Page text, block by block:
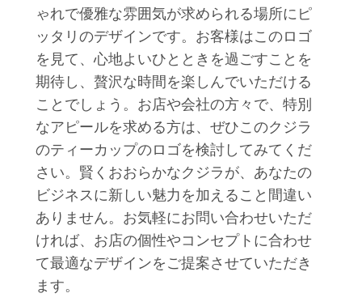
ゃれで優雅な雰囲気が求められる場所にピ
ッタリのデザインです。お客様はこのロゴ
を見て、心地よいひとときを過ごすことを
期待し、贅沢な時間を楽しんでいただける
ことでしょう。お店や会社の方々で、特別
なアピールを求める方は、ぜひこのクジラ
のティーカップのロゴを検討してみてくだ
さい。賢くおおらかなクジラが、あなたの
ビジネスに新しい魅力を加えること間違い
ありません。お気軽にお問い合わせいただ
ければ、お店の個性やコンセプトに合わせ
て最適なデザインをご提案させていただき
ます。